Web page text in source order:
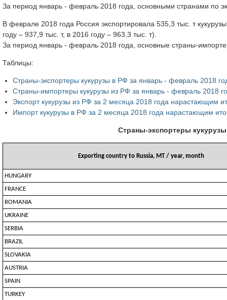
За период январь - февраль 2018 года, основными странами
В феврале 2018 года Россия экспортировала 535,3 тыс. т
году – 937,9 тыс. т, в 2016 году – 963,3 тыс. т).
За период январь - февраль 2018 года, основные страны-
Таблицы:
Страны-экспортеры кукурузы в РФ за январь - февраль 2018
Страны-импортеры кукурузы из РФ за январь - февраль 2018
Экспорт кукурузы из РФ за 2 месяца 2018 года нарастающим
Импорт кукурузы в РФ за 2 месяца 2018 года нарастающим
Страны-экспортеры
Exporting country to Russia, MT / year, month
HUNGARY
FRANCE
ROMANIA
UKRAINE
SERBIA
BRAZIL
SLOVAKIA
AUSTRIA
SPAIN
TURKEY